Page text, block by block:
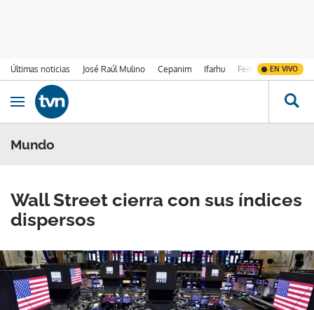
Últimas noticias José Raúl Mulino Cepanim Ifarhu Fenómeno de El
EN VIVO
Ir al contenido
Obrir navegació
Mundo
Wall Street cierra con sus índices
dispersos